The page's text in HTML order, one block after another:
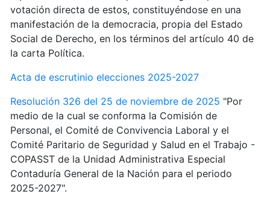
votación directa de estos, constituyéndose en una
manifestación de la democracia, propia del Estado
Social de Derecho, en los términos del artículo 40 de
la carta Política.
Acta de escrutinio elecciones 2025-2027
Resolución 326 del 25 de noviembre de 2025 "Por
medio de la cual se conforma la Comisión de
Personal, el Comité de Convivencia Laboral y el
Comité Paritario de Seguridad y Salud en el Trabajo -
COPASST de la Unidad Administrativa Especial
Contaduría General de la Nación para el periodo
2025-2027".